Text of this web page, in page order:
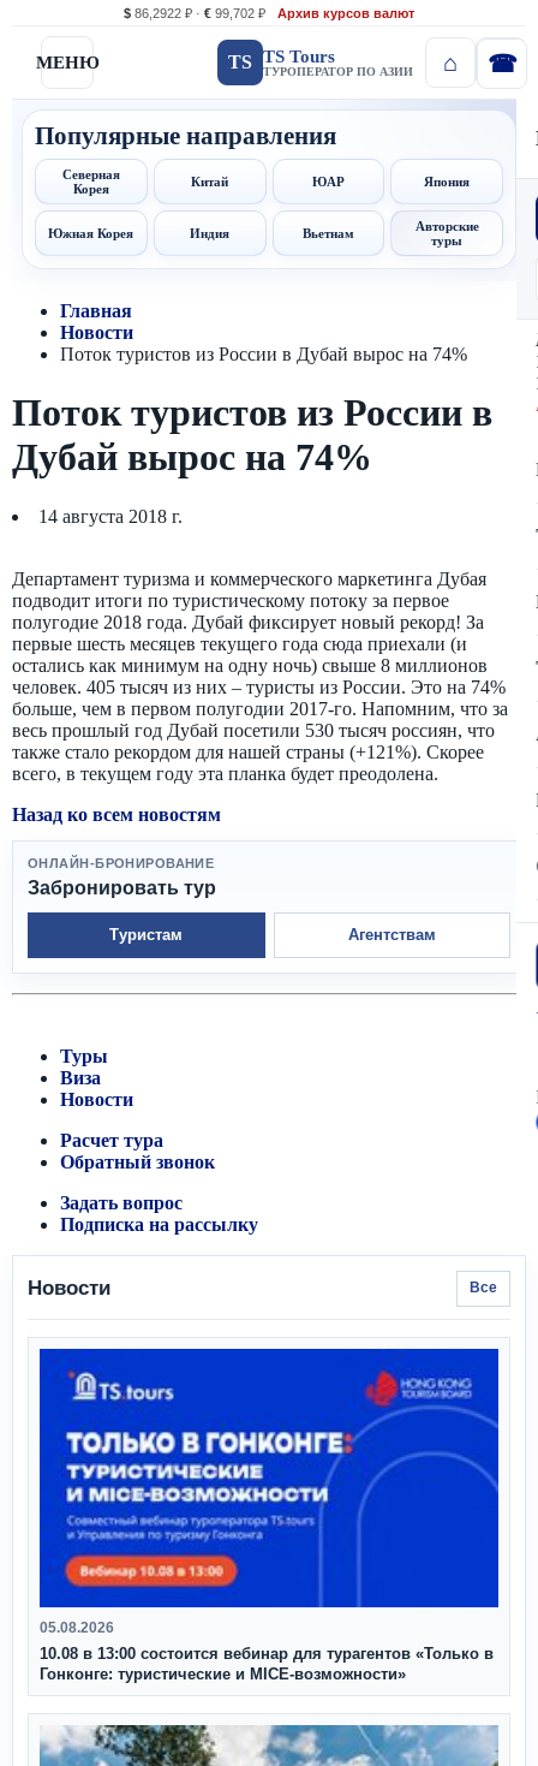
$ 86,2922 ₽ · € 99,702 ₽ Архив курсов валют
МЕНЮ TS TS Tours
ТУРОПЕРАТОР ПО АЗИИ
Популярные направления
Северная
Корея
Китай ЮАР Япония
Южная Корея Индия Вьетнам
Авторские
туры
Главная
Новости
Поток туристов из России в Дубай вырос на 74%
Поток туристов из России в
Дубай вырос на 74%
14 августа 2018 г.
Департамент туризма и коммерческого маркетинга Дубая
подводит итоги по туристическому потоку за первое
полугодие 2018 года. Дубай фиксирует новый рекорд! За
первые шесть месяцев текущего года сюда приехали (и
остались как минимум на одну ночь) свыше 8 миллионов
человек. 405 тысяч из них – туристы из России. Это на 74%
больше, чем в первом полугодии 2017-го. Напомним, что за
весь прошлый год Дубай посетили 530 тысяч россиян, что
также стало рекордом для нашей страны (+121%). Скорее
всего, в текущем году эта планка будет преодолена.
Назад ко всем новостям
ОНЛАЙН-БРОНИРОВАНИЕ
Забронировать тур
Туристам Агентствам
Туры
Виза
Новости
Расчет тура
Обратный звонок
Задать вопрос
Подписка на рассылку
Новости Все
05.08.2026
10.08 в 13:00 состоится вебинар для турагентов «Только в
Гонконге: туристические и MICE-возможности»